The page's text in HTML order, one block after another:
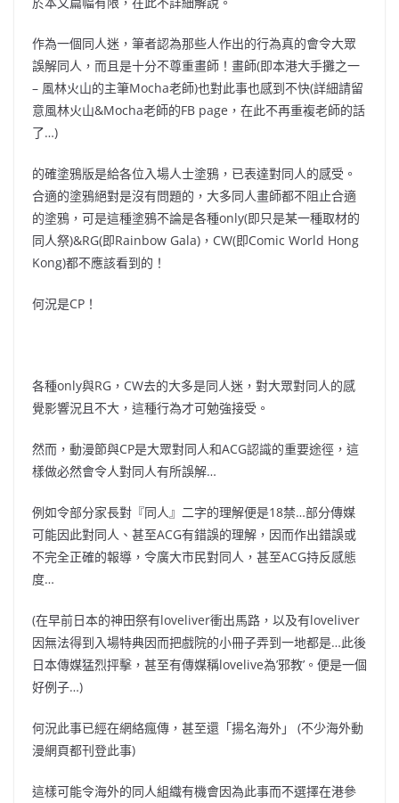
作為一個同人迷，筆者認為那些人作出的行為真的會令大眾
誤解同人，而且是十分不尊重畫師！畫師(即本港大手攤之一
– 風林火山的主筆Mocha老師)也對此事也感到不快(詳細請留
意風林火山&Mocha老師的FB page，在此不再重複老師的話
了…)
的確塗鴉版是給各位入場人士塗鴉，已表達對同人的感受。
合適的塗鴉絕對是沒有問題的，大多同人畫師都不阻止合適
的塗鴉，可是這種塗鴉不論是各種only(即只是某一種取材的
同人祭)&RG(即Rainbow Gala)，CW(即Comic World Hong
Kong)都不應該看到的！
何況是CP！
各種only與RG，CW去的大多是同人迷，對大眾對同人的感
覺影響況且不大，這種行為才可勉強接受。
然而，動漫節與CP是大眾對同人和ACG認識的重要途徑，這
樣做必然會令人對同人有所誤解…
例如令部分家長對『同人』二字的理解便是18禁…部分傳媒
可能因此對同人、甚至ACG有錯誤的理解，因而作出錯誤或
不完全正確的報導，令廣大市民對同人，甚至ACG持反感態
度…
(在早前日本的神田祭有loveliver衝出馬路，以及有loveliver
因無法得到入場特典因而把戲院的小冊子弄到一地都是…此後
日本傳媒猛烈抨擊，甚至有傳媒稱lovelive為’邪教’。便是一個
好例子…)
何況此事已經在網絡瘋傳，甚至還「揚名海外」 (不少海外動
漫網頁都刊登此事)
這樣可能令海外的同人組織有機會因為此事而不選擇在港參